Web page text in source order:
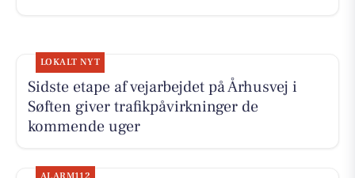
LOKALT NYT
Sidste etape af vejarbejdet på Århusvej i
Søften giver trafikpåvirkninger de
kommende uger